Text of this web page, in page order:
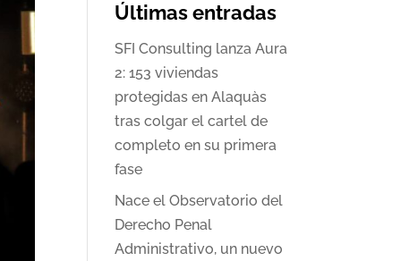
Últimas entradas
SFI Consulting lanza Aura
2: 153 viviendas
protegidas en Alaquàs
tras colgar el cartel de
completo en su primera
fase
Nace el Observatorio del
Derecho Penal
Administrativo, un nuevo